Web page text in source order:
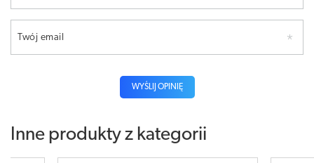
Twój email
WYŚLIJ OPINIĘ
Inne produkty z kategorii